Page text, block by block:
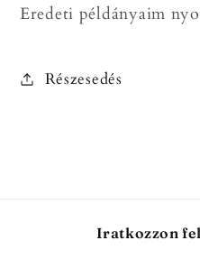
Eredeti példányaim
Részesedés
Iratkozzon